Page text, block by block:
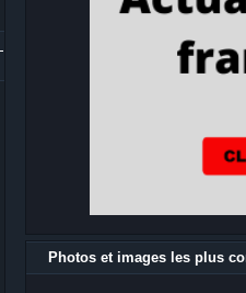
Photos et images les plus